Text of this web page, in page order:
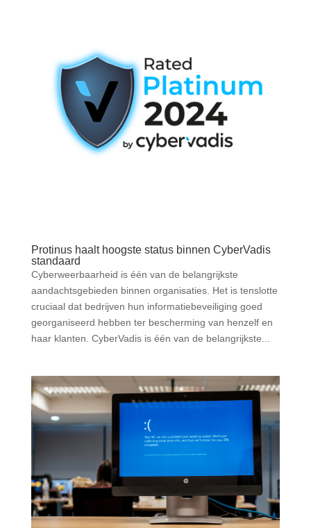
Protinus haalt hoogste status binnen CyberVadis
standaard
Cyberweerbaarheid is één van de belangrijkste
aandachtsgebieden binnen organisaties. Het is tenslotte
cruciaal dat bedrijven hun informatiebeveiliging goed
georganiseerd hebben ter bescherming van henzelf en
haar klanten. CyberVadis is één van de belangrijkste...